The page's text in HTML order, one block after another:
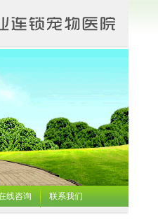
线咨询 联系我们